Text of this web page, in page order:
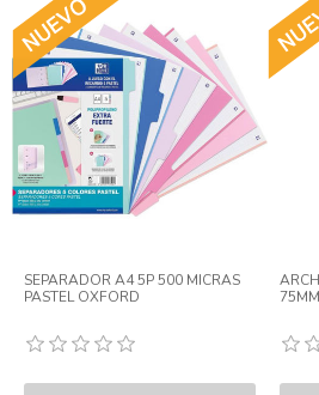
SEPARADOR A4 5P 500 MICRAS
PASTEL OXFORD